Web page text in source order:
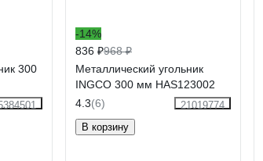
300
-14%
836 ₽968 ₽
Металлический угольник
INGCO 300 мм HAS123002
4.3(6)
21019774
В корзину